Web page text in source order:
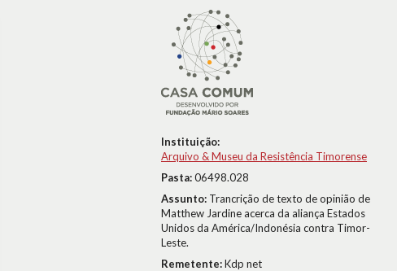
Instituição:
Arquivo & Museu da Resistência Timorense
Pasta:06498.028
Assunto: Trancrição de texto de opinião de
Matthew Jardine acerca da aliança Estados
Unidos da América/Indonésia contra Timor-
Leste.
Remetente:Kdp net